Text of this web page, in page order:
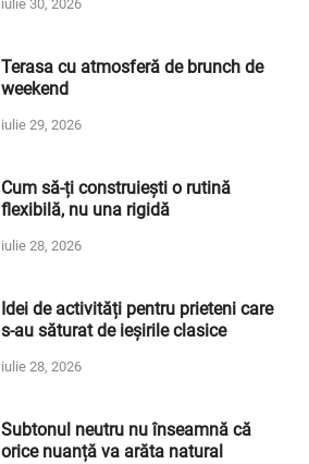
iulie 30, 2026
Terasa cu atmosferă de brunch de
weekend
iulie 29, 2026
Cum să-ți construiești o rutină
flexibilă, nu una rigidă
iulie 28, 2026
Idei de activități pentru prieteni care
s-au săturat de ieșirile clasice
iulie 28, 2026
Subtonul neutru nu înseamnă că
orice nuanță va arăta natural